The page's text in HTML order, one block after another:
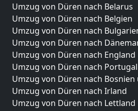
Umzug von Düren nach Belarus
Umzug von Düren nach Belgien
Umzug von Düren nach
Umzug von Düren nach
Umzug von Düren nach England
Umzug von Düren nach Portugal
Umzug von Düren nach
Umzug von Düren nach Irland
Umzug von Düren nach Lettland